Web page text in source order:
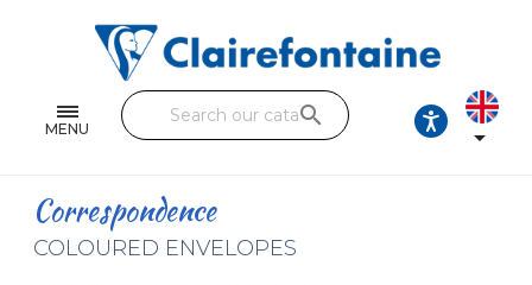
MENU
Single and double sheets
Fine arts
Handicraft
search

Correspondence
COLOURED ENVELOPES